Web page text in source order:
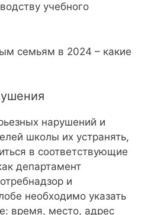
учебного
семьям в 2024 – какие
нарушений и
школы их устранять,
в соответствующие
департамент
и
необходимо указать
время, место, адрес